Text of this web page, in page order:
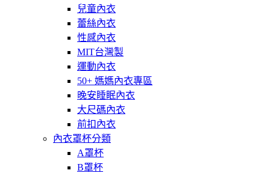
兒童內衣
蕾絲內衣
性感內衣
MIT台灣製
運動內衣
50+ 媽媽內衣專區
晚安睡眠內衣
大尺碼內衣
前扣內衣
內衣罩杯分類
A罩杯
B罩杯